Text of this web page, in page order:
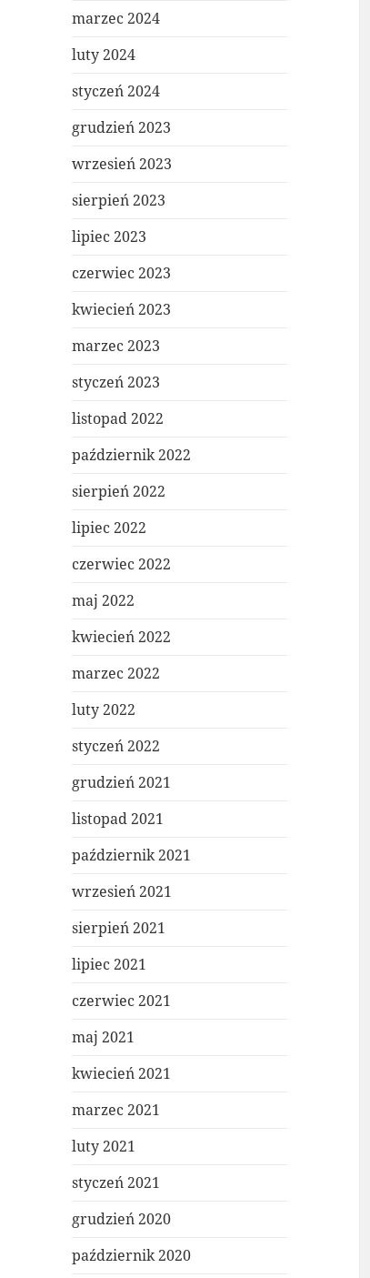
marzec 2024
luty 2024
styczeń 2024
grudzień 2023
wrzesień 2023
sierpień 2023
lipiec 2023
czerwiec 2023
kwiecień 2023
marzec 2023
styczeń 2023
listopad 2022
październik 2022
sierpień 2022
lipiec 2022
czerwiec 2022
maj 2022
kwiecień 2022
marzec 2022
luty 2022
styczeń 2022
grudzień 2021
listopad 2021
październik 2021
wrzesień 2021
sierpień 2021
lipiec 2021
czerwiec 2021
maj 2021
kwiecień 2021
marzec 2021
luty 2021
styczeń 2021
grudzień 2020
październik 2020